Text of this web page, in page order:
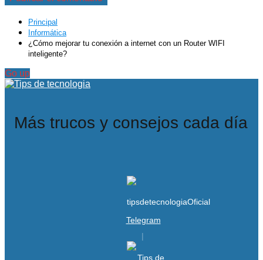
Principal
Informática
¿Cómo mejorar tu conexión a internet con un Router WIFI
inteligente?
Go up
Más trucos y consejos cada día
Telegram